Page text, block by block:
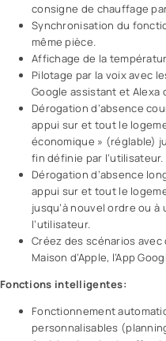
consigne de chauffage
Synchronisation du
même pièce.
Affichage de la
Pilotage par la voix avec
Google assistant et Alexa
Dérogation d’absence
appui sur et tout le
économique » (réglable)
fin définie par l’utilisateur.
Dérogation d’absence
appui sur et tout le
jusqu’à nouvel ordre ou
l’utilisateur.
Créez des scénarios avec
Maison d’Apple, l’App
Fonctions intelligentes:
Fonctionnement
personnalisables